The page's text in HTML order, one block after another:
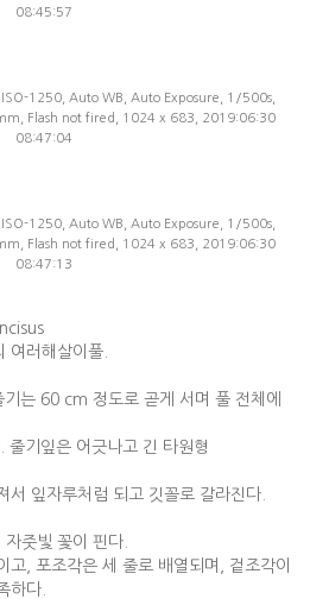
08:45:57
1250, Auto WB, Auto Exposure, 1/500s,
Flash not fired, 1024 x 683, 2019:06:30
08:47:04
1250, Auto WB, Auto Exposure, 1/500s,
Flash not fired, 1024 x 683, 2019:06:30
08:47:13
여러해살이풀.
는 60 cm 정도로 곧게 서며 풀 전체에
줄기잎은 어긋나고 긴 타원형
서 잎자루처럼 되고 깃꼴로 갈라진다.
줏빛 꽃이 핀다.
고, 포조각은 세 줄로 배열되며, 겉조각이
하다.